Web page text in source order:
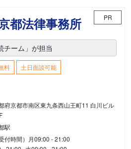
都法律事務所 PR
チーム」が担当
料
土日面談可能
府京都市南区東九条西山王町11 白川ビル
駅
付時間） 月09:00 - 21:00